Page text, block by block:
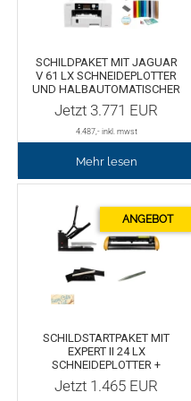
Oracal 8300
Oracal 8500
Oralux 9300
Oramask
Glasdekorationsfolie
Magnetfolie
Messer
Messerklingen
Schere
Lineale
Schneidematten
Schildwerkzeug
SCHILDPAKET MIT JAGUAR
V 61 LX SCHNEIDEPLOTTER
UND HALBAUTOMATISCHER
HEISSPRESSE
Jetzt 3.771 EUR
4.487,- inkl. mwst
Mehr lesen
SCHILDSTARTPAKET MIT
EXPERT II 24 LX
SCHNEIDEPLOTTER +
STANDARD
WÄRMEÜBERTRAGUNGSGERÄT
Jetzt 1.465 EUR